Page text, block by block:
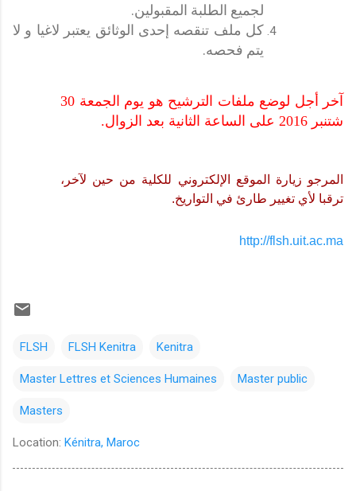
لجميع الطلبة المقبولين.
كل ملف تنقصه إحدى الوثائق يعتبر لاغيا و لا
يتم فحصه.
آخر أجل لوضع ملفات الترشيح هو يوم الجمعة 30
شتنبر 2016 على الساعة الثانية بعد الزوال.
المرجو زيارة الموقع الإلكتروني للكلية من حين لآخر،
ترقبا لأي تغيير طارئ في التواريخ.
http://flsh.uit.ac.ma
FLSH FLSH Kenitra Kenitra
Master Lettres et Sciences Humaines Master public
Masters
Location: Kénitra, Maroc